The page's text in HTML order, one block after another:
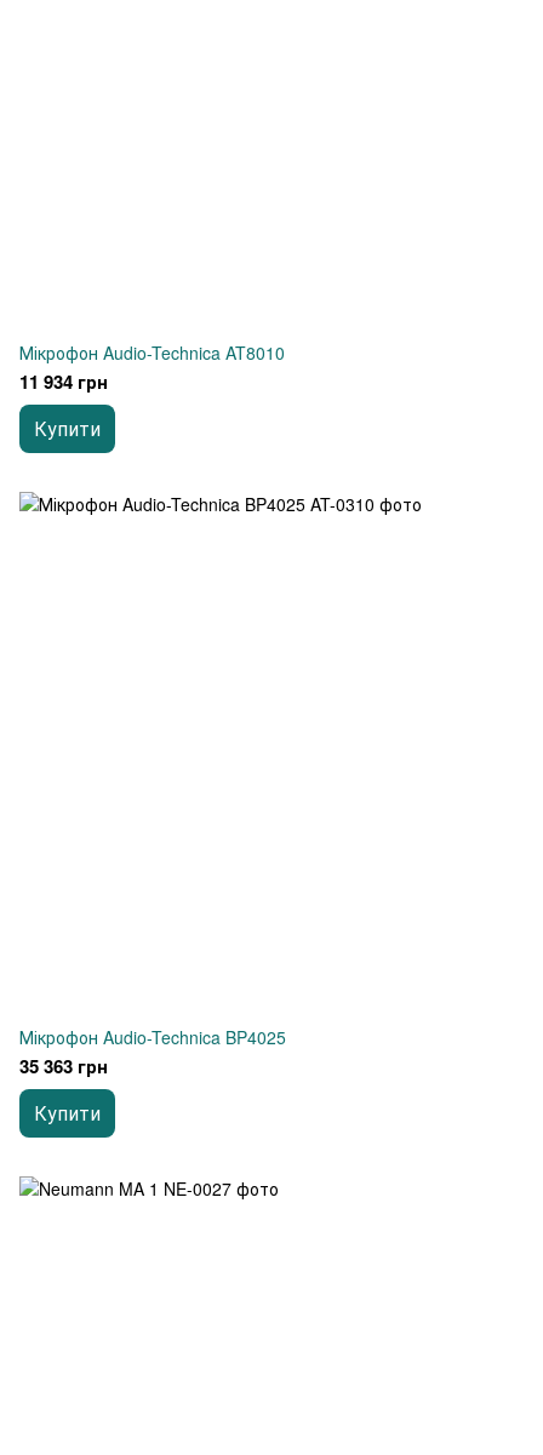
Мікрофон Audio-Technica AT8010
11 934 грн
Купити
Мікрофон Audio-Technica BP4025
35 363 грн
Купити